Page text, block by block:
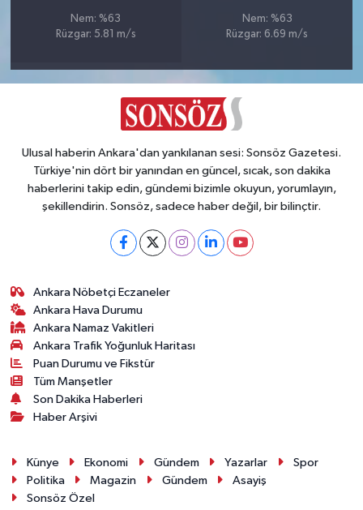
Nem: %63
Rüzgar: 5.81 m/s
Nem: %63
Rüzgar: 6.69 m/s
Ulusal haberin Ankara'dan yankılanan sesi: Sonsöz Gazetesi.
Türkiye'nin dört bir yanından en güncel, sıcak, son dakika
haberlerini takip edin, gündemi bizimle okuyun, yorumlayın,
şekillendirin. Sonsöz, sadece haber değil, bir bilinçtir.
Ankara Nöbetçi Eczaneler
Ankara Hava Durumu
Ankara Namaz Vakitleri
Ankara Trafik Yoğunluk Haritası
Puan Durumu ve Fikstür
Tüm Manşetler
Son Dakika Haberleri
Haber Arşivi
Künye Ekonomi Gündem Yazarlar
Spor
Politika
Magazin Gündem
Asayiş
Sonsöz Özel